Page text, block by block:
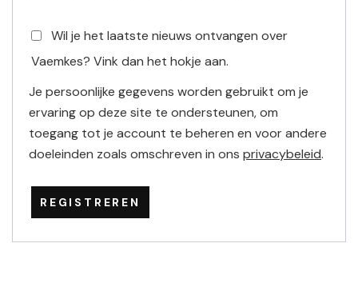
Wil je het laatste nieuws ontvangen over
Vaemkes? Vink dan het hokje aan.
Je persoonlijke gegevens worden gebruikt om je
ervaring op deze site te ondersteunen, om
toegang tot je account te beheren en voor andere
doeleinden zoals omschreven in ons privacybeleid.
REGISTREREN